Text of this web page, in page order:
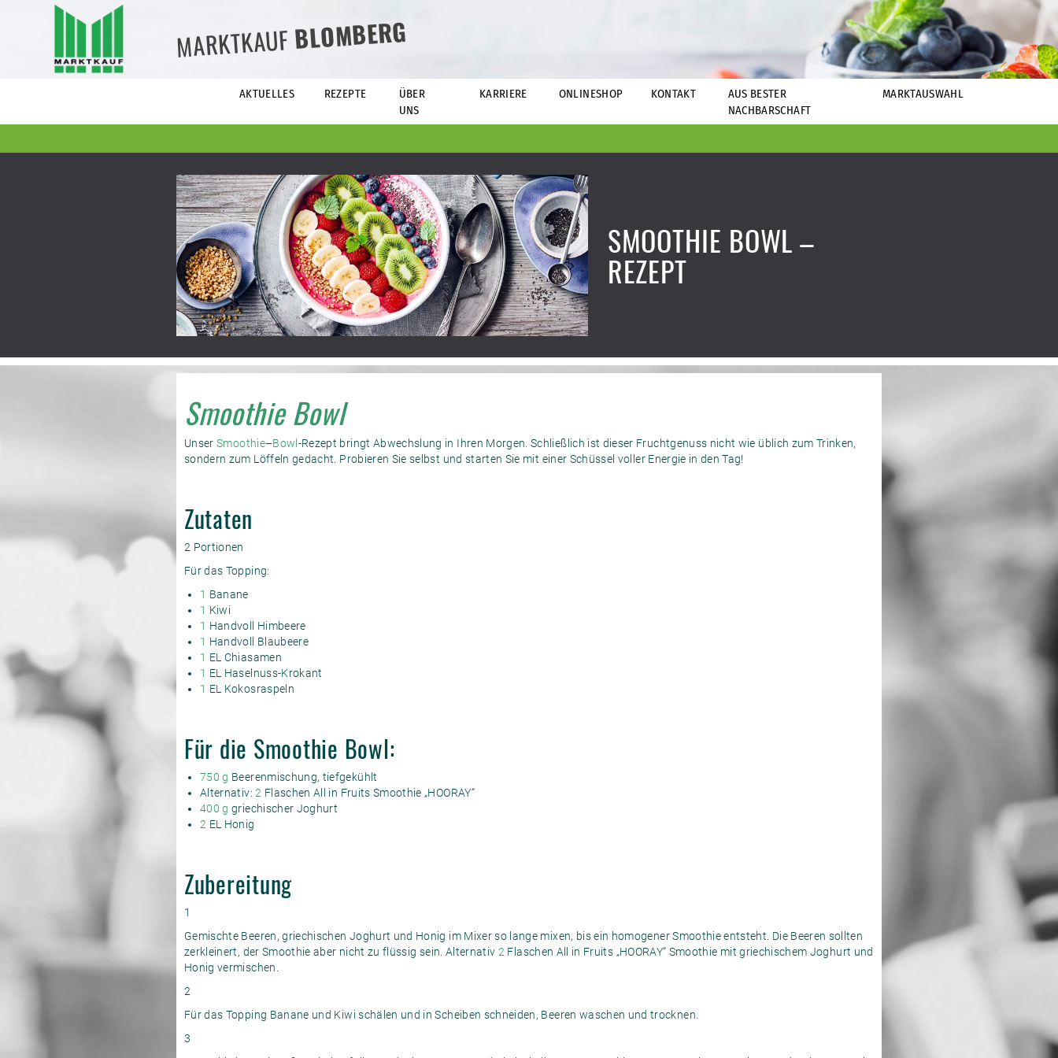
MARKTKAUFBLOMBERG
AKTUELLES REZEPTE
ÜBER
UNS
KARRIERE ONLINESHOP KONTAKT
AUS BESTER
NACHBARSCHAFT
MARKTAUSWAHL
SMOOTHIE BOWL –
REZEPT
Smoothie Bowl
UnserSmoothie–Bowl -Rezept bringt Abwechslung in Ihren Morgen. Schließlich ist dieser Fruchtgenuss nicht wie üblich zum Trinken,
sondern zum Löffeln gedacht. Probieren Sie selbst und starten Sie mit einer Schüssel voller Energie in den Tag!
Zutaten
2 Portionen
Für das Topping:
1 Banane
1 Kiwi
1 Handvoll Himbeere
1 Handvoll Blaubeere
1 EL Chiasamen
1 EL Haselnuss-Krokant
1 EL Kokosraspeln
Für die Smoothie Bowl:
750 g Beerenmischung, tiefgekühlt
Alternativ:2 Flaschen All in Fruits Smoothie „HOORAY“
400 g griechischer Joghurt
2 EL Honig
Zubereitung
1
Gemischte Beeren, griechischen Joghurt und Honig im Mixer so lange mixen, bis ein homogener Smoothie entsteht. Die Beeren sollten
zerkleinert, der Smoothie aber nicht zu flüssig sein. Alternativ 2 Flaschen All in Fruits „HOORAY“ Smoothie mit griechischem Joghurt und
Honig vermischen.
2
Für das Topping Banane und Kiwi schälen und in Scheiben schneiden, Beeren waschen und trocknen.
3